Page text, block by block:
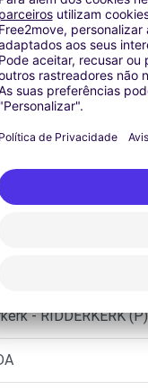
Zaltbommel -
LEUR
- RIDDERKERK (P)